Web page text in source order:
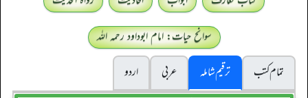
سوانح حیات: امام ابوداود رحمہ اللہ
تمام کتب
ترقیم شاملہ عربی
اردو